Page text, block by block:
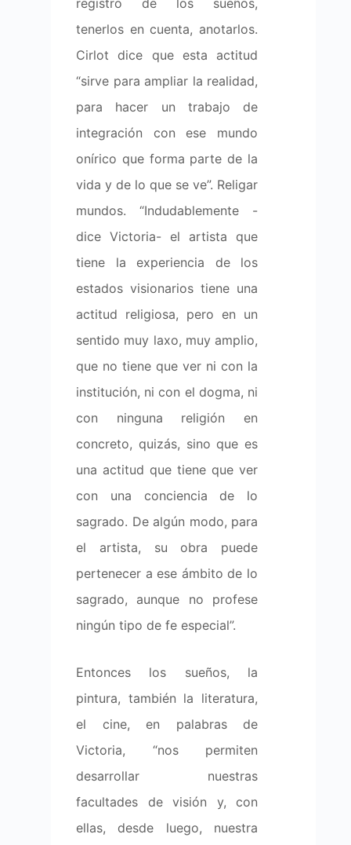
registro de los sueños,
tenerlos en cuenta, anotarlos.
Cirlot dice que esta actitud
“sirve para ampliar la realidad,
para hacer un trabajo de
integración con ese mundo
onírico que forma parte de la
vida y de lo que se ve”. Religar
mundos. “Indudablemente -
dice Victoria- el artista que
tiene la experiencia de los
estados visionarios tiene una
actitud religiosa, pero en un
sentido muy laxo, muy amplio,
que no tiene que ver ni con la
institución, ni con el dogma, ni
con ninguna religión en
concreto, quizás, sino que es
una actitud que tiene que ver
con una conciencia de lo
sagrado. De algún modo, para
el artista, su obra puede
pertenecer a ese ámbito de lo
sagrado, aunque no profese
ningún tipo de fe especial”.
Entonces los sueños, la
pintura, también la literatura,
el cine, en palabras de
Victoria, “nos permiten
desarrollar nuestras
facultades de visión y, con
ellas, desde luego, nuestra